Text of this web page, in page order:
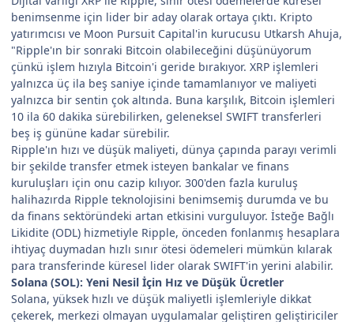
benimsenme için lider bir aday olarak ortaya çıktı. Kripto
yatırımcısı ve Moon Pursuit Capital'in kurucusu Utkarsh Ahuja,
"Ripple'ın bir sonraki Bitcoin olabileceğini düşünüyorum
çünkü işlem hızıyla Bitcoin'i geride bırakıyor. XRP işlemleri
yalnızca üç ila beş saniye içinde tamamlanıyor ve maliyeti
yalnızca bir sentin çok altında. Buna karşılık, Bitcoin işlemleri
10 ila 60 dakika sürebilirken, geleneksel SWIFT transferleri
beş iş gününe kadar sürebilir.
Ripple'ın hızı ve düşük maliyeti, dünya çapında parayı verimli
bir şekilde transfer etmek isteyen bankalar ve finans
kuruluşları için onu cazip kılıyor. 300'den fazla kuruluş
halihazırda Ripple teknolojisini benimsemiş durumda ve bu
da finans sektöründeki artan etkisini vurguluyor. İsteğe Bağlı
Likidite (ODL) hizmetiyle Ripple, önceden fonlanmış hesaplara
ihtiyaç duymadan hızlı sınır ötesi ödemeleri mümkün kılarak
para transferinde küresel lider olarak SWIFT'in yerini alabilir.
Solana (SOL): Yeni Nesil İçin Hız ve Düşük Ücretler
Solana, yüksek hızlı ve düşük maliyetli işlemleriyle dikkat
çekerek, merkezi olmayan uygulamalar geliştiren geliştiriciler